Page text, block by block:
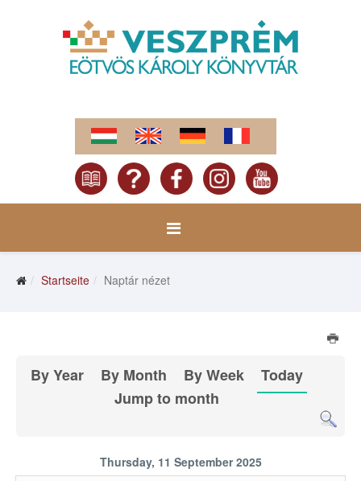
Startseite Naptár nézet
By Year By Month By Week
Today
Jump to month
Thursday, 11 September 2025